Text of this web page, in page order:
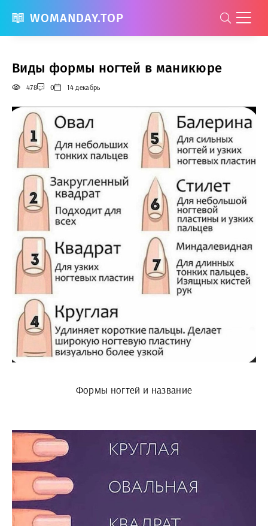
WOMANDAY.TOP
Виды формы ногтей в маникюре
478 0 14 декабрь
Формы ногтей и название